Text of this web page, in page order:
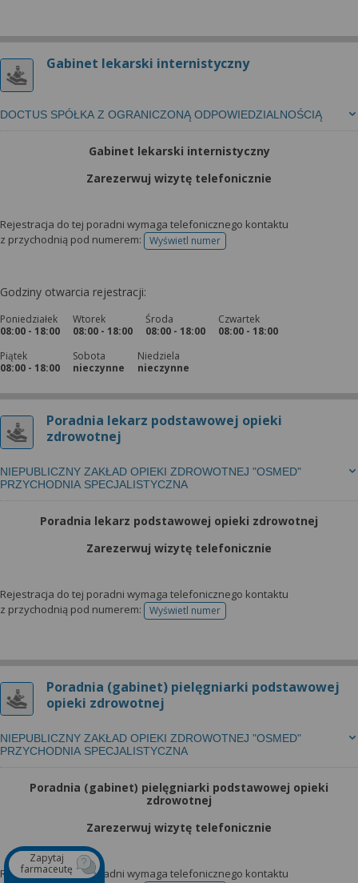
Gabinet lekarski internistyczny
DOCTUS SPÓŁKA Z OGRANICZONĄ ODPOWIEDZIALNOŚCIĄ
Gabinet lekarski internistyczny
Zarezerwuj wizytę telefonicznie
Rejestracja do tej poradni wymaga telefonicznego kontaktu
z przychodnią pod numerem:
Wyświetl numertelefonu do rejestracji
Godziny otwarcia rejestracji:
Poniedziałek
08:00 - 18:00
Wtorek
08:00 - 18:00
Środa
08:00 - 18:00
Czwartek
08:00 - 18:00
Piątek
08:00 - 18:00
Sobota
nieczynne
Niedziela
nieczynne
Poradnia lekarz podstawowej opieki
zdrowotnej
NIEPUBLICZNY ZAKŁAD OPIEKI ZDROWOTNEJ "OSMED"
PRZYCHODNIA SPECJALISTYCZNA
Poradnia lekarz podstawowej opieki zdrowotnej
Zarezerwuj wizytę telefonicznie
Rejestracja do tej poradni wymaga telefonicznego kontaktu
z przychodnią pod numerem:
Wyświetl numertelefonu do rejestracji
Poradnia (gabinet) pielęgniarki podstawowej
opieki zdrowotnej
NIEPUBLICZNY ZAKŁAD OPIEKI ZDROWOTNEJ "OSMED"
PRZYCHODNIA SPECJALISTYCZNA
Poradnia (gabinet) pielęgniarki podstawowej opieki
zdrowotnej
Zarezerwuj wizytę telefonicznie
Rejestracja do tej poradni wymaga telefonicznego kontaktu
Zapytaj
farmaceutę